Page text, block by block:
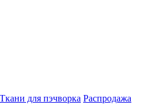
Ткани для пэчворка Распродажа